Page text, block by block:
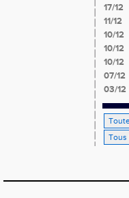
17/12
11/12
10/12
10/12
10/12
07/12
03/12